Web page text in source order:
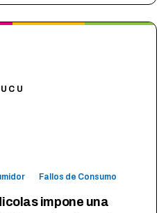
UCU
Fallos de Consumo
impone una